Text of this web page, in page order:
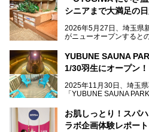
シニアまで大満足の
2026年5月27日、埼玉県
がニューオープンすると
メインとなる黒湯の天然
種類のリラックスルーム
てきました！
YUBUNE SAUNA
1/30羽生にオープン
2025年11月30日、埼玉
「YUBUNE SAUNA
今年の4月1日から楽久屋
（ユブネ）」が新ブラン
お肌しっとり！スパ
ラボ企画体験レポート